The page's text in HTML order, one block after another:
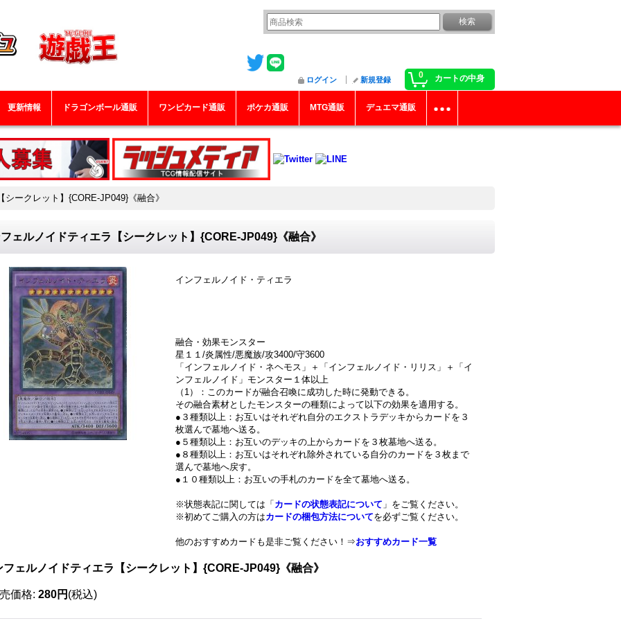
0 カートの中身
ログイン 新規登録
更新情報 ドラゴンボール通販 ワンピカード通販 ポケカ通販 MTG通販 デュエマ通販
ークレット】{CORE-JP049}《融合》
ェルノイドティエラ【シークレット】{CORE-JP049}《融合》
インフェルノイド・ティエラ
融合・効果モンスター
星１１/炎属性/悪魔族/攻3400/守3600
「インフェルノイド・ネヘモス」＋「インフェルノイド・リリス」＋「イ
ンフェルノイド」モンスター１体以上
（1）：このカードが融合召喚に成功した時に発動できる。
その融合素材としたモンスターの種類によって以下の効果を適用する。
●３種類以上：お互いはそれぞれ自分のエクストラデッキからカードを３
枚選んで墓地へ送る。
●５種類以上：お互いのデッキの上からカードを３枚墓地へ送る。
●８種類以上：お互いはそれぞれ除外されている自分のカードを３枚まで
選んで墓地へ戻す。
●１０種類以上：お互いの手札のカードを全て墓地へ送る。
※状態表記に関しては「 カードの状態表記について 」をご覧ください。
※初めてご購入の方はカードの梱包方法についてを必ずご覧ください。
他のおすすめカードも是非ご覧ください！⇒おすすめカード一覧
フェルノイドティエラ【シークレット】{CORE-JP049}《融合》
価格: 280円 (税込)